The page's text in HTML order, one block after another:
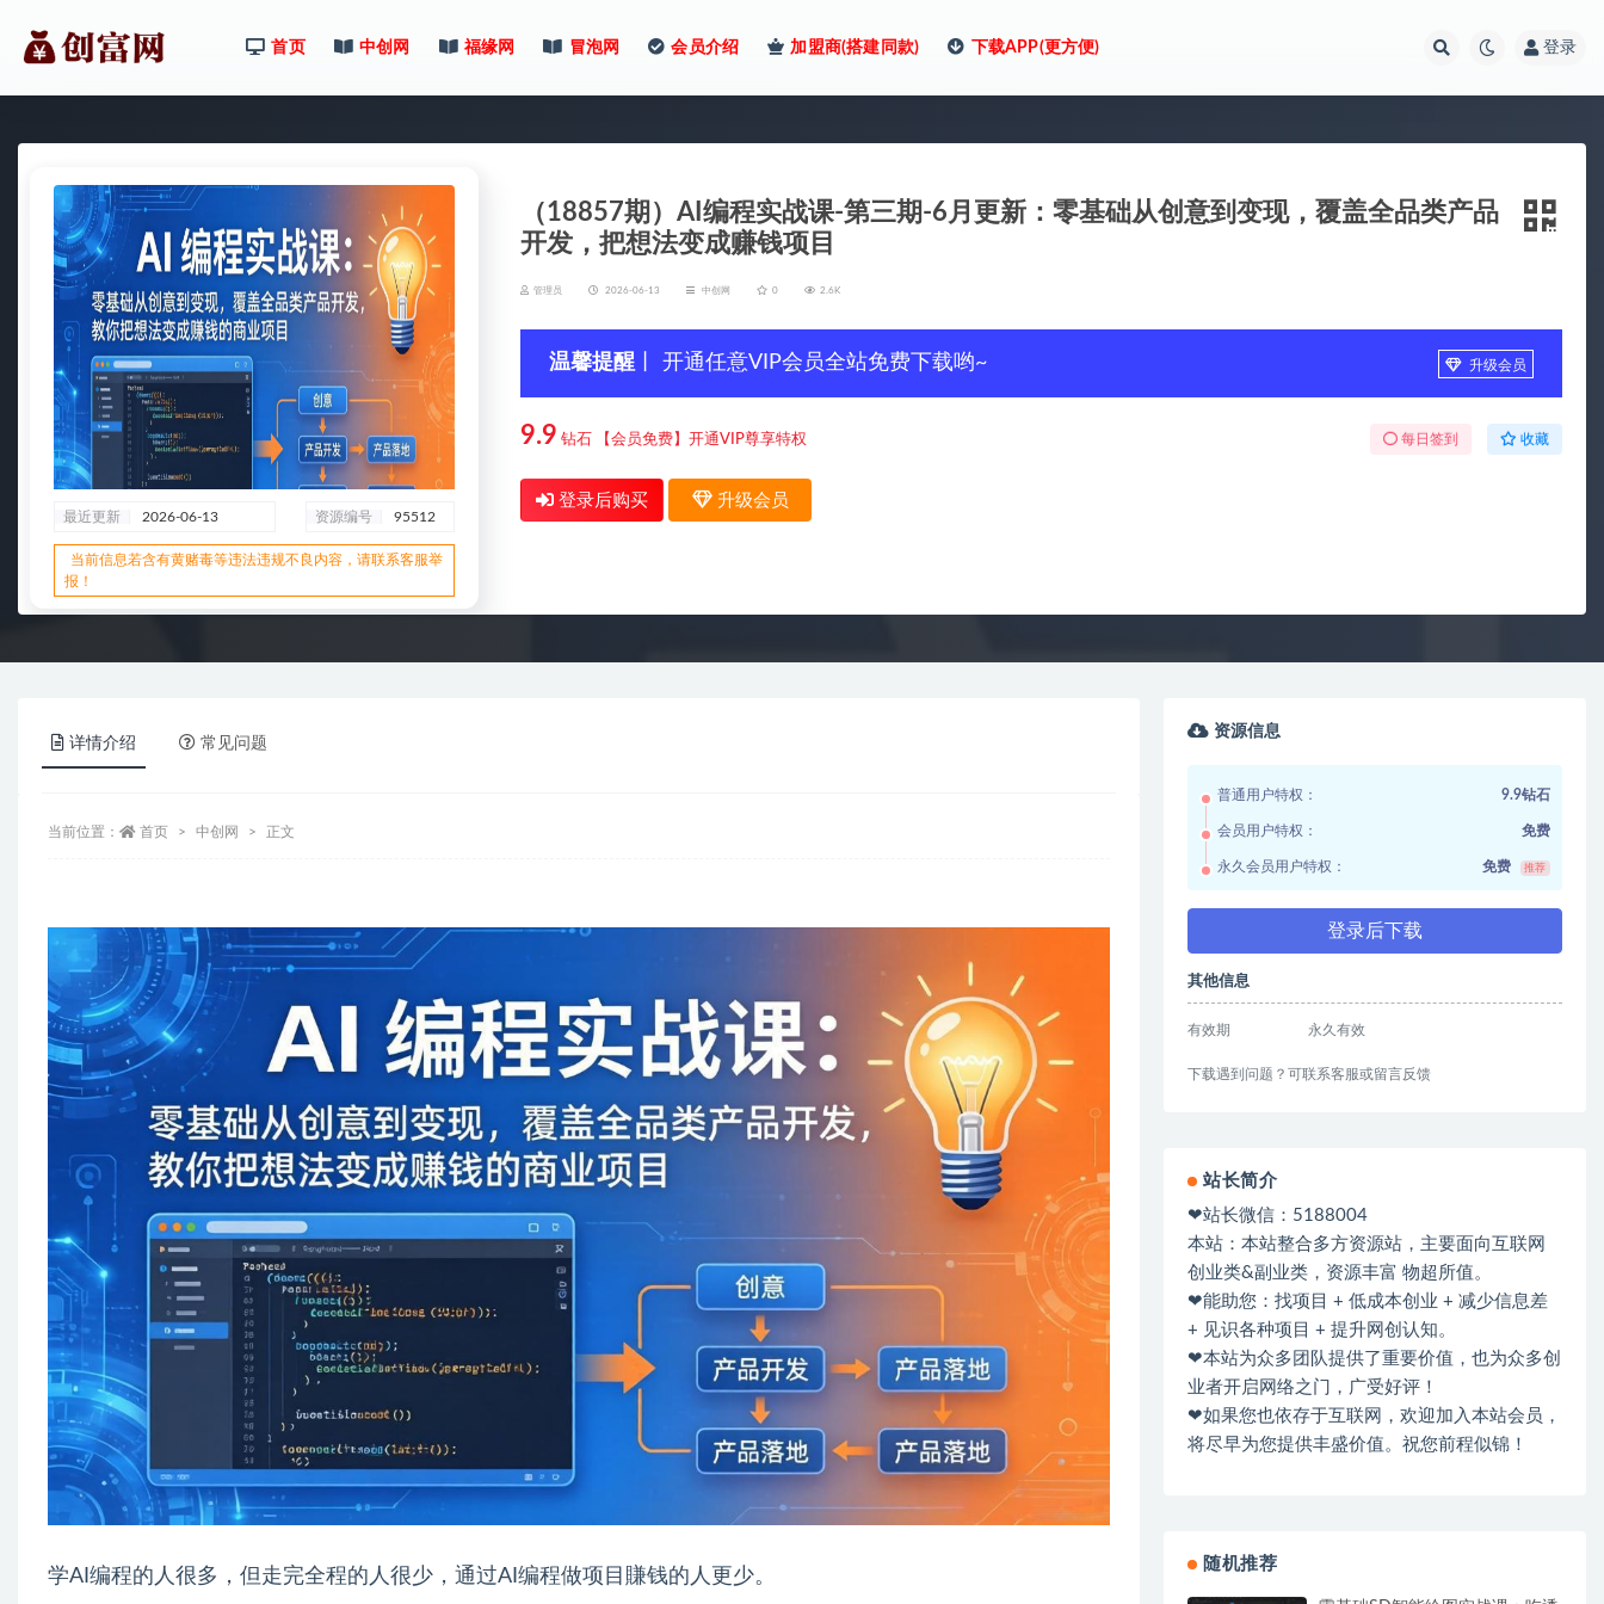
首页 中创网 福缘网 冒泡网 会员介绍 加盟商(搭建同款) 下载APP(更方便) 登录
最近更新 2026-06-13 资源编号 95512
当前信息若含有黄赌毒等违法违规不良内容，请联系客服举
报！
（18857期）AI编程实战课-第三期-6月更新：零基础从创意到变现，覆盖全品类产品
开发，把想法变成赚钱项目
管理员 2026-06-13 中创网 0 2.6K
温馨提醒 丨 开通任意VIP会员全站免费下载哟~ 升级会员
9.9 钻石 【会员免费】开通VIP尊享特权 每日签到 收藏
登录后购买 升级会员
详情介绍 常见问题
当前位置： 首页 中创网 正文
学AI编程的人很多，但走完全程的人很少，通过AI编程做项目賺钱的人更少。
资源信息
普通用户特权： 9.9钻石
会员用户特权： 免费
永久会员用户特权： 免费 推荐
登录后下载
其他信息
有效期 永久有效
下载遇到问题？可联系客服或留言反馈
站长简介
❤站长微信：5188004
本站：本站整合多方资源站，主要面向互联网
创业类&副业类，资源丰富 物超所值。
❤能助您：找项目 + 低成本创业 + 减少信息差
+ 见识各种项目 + 提升网创认知。
❤本站为众多团队提供了重要价值，也为众多创
业者开启网络之门，广受好评！
❤如果您也依存于互联网，欢迎加入本站会员，
将尽早为您提供丰盛价值。祝您前程似锦！
随机推荐